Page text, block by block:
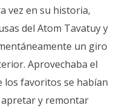
vez en su historia,
del Atom Tavatuy y
un giro
Aprovechaba el
los favoritos se habían
apretar y remontar